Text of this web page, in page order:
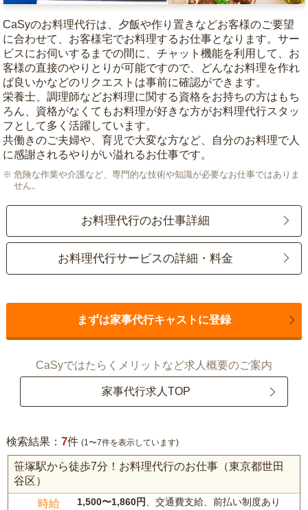
CaSyのお料理代行は、夕飯や作り置きなどお客様のご要望
に合わせて、お客様宅でお料理するお仕事となります。サー
ビスにお伺いするまでの間に、チャット機能を利用して、お
客様の直接のやりとりが可能ですので、どんなお料理を作れ
ば良いかなどのリクエストは事前に確認ができます。
栄養士、調理師などお料理に関する資格をお持ちの方はもち
ろん、資格がなくてもお料理が好きな方がお料理代行スタッ
フとして多く活躍しています。
共働きのご夫婦や、育児で大変な方など、自分のお料理で人
に感謝されるやりがい溢れるお仕事です。
危険な作業や介護など、専門的な技術や知識が必要なお仕事ではありま
せん。
お料理代行のお仕事詳細
お料理代行サービスの詳細・料金
まずは家事代行キャストに登録
CaSyではたらくメリットなど求人概要のご案内
家事代行求人TOP
検索結果： 7件 (1〜7件を表示しています)
笹塚駅から徒歩7分！お料理代行のお仕事（東京都世田
谷区）
時給 1,500〜1,860円 、交通費支給、前払い制度あり